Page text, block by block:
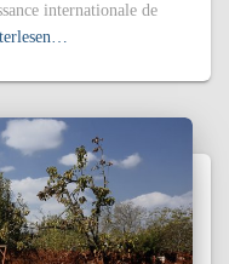
internationale de